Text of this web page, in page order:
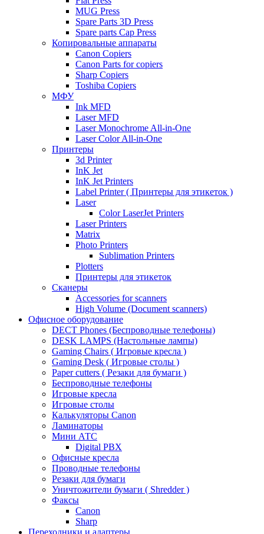
MUG Press
Spare Parts 3D Press
Spare parts Cap Press
Копировальные аппараты
Canon Copiers
Canon Parts for copiers
Sharp Copiers
Toshiba Copiers
МФУ
Ink MFD
Laser MFD
Laser Monochrome All-in-One
Laser Color All-in-One
Принтеры
3d Printer
InK Jet
InK Jet Printers
Label Printer ( Принтеры для этикеток )
Laser
Color LaserJet Printers
Laser Printers
Matrix
Photo Printers
Sublimation Printers
Plotters
Принтеры для этикеток
Сканеры
Accessories for scanners
High Volume (Document scanners)
Офисное оборудование
DECT Phones (Беспроводные телефоны)
DESK LAMPS (Настольные лампы)
Gaming Chairs ( Игровые кресла )
Gaming Desk ( Игровые столы )
Paper cutters ( Резаки для бумаги )
Беспроводные телефоны
Игровые кресла
Игровые столы
Калькуляторы Canon
Ламинаторы
Мини АТС
Digital PBX
Офисные кресла
Проводные телефоны
Резаки для бумаги
Уничтожители бумаги ( Shredder )
Факсы
Canon
Sharp
Переходники и адаптеры